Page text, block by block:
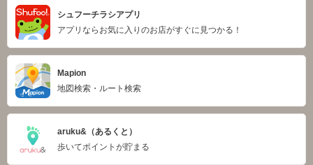
シュフーチラシアプリ
アプリならお気に入りのお店がすぐに見つかる！
Mapion
地図検索・ルート検索
aruku&（あるくと）
歩いてポイントが貯まる